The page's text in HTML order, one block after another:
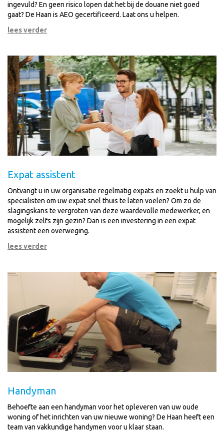
ingevuld? En geen risico lopen dat het bij de douane niet goed
gaat? De Haan is AEO gecertificeerd. Laat ons u helpen.
lees verder
Expat assistent
Ontvangt u in uw organisatie regelmatig expats en zoekt u hulp van
specialisten om uw expat snel thuis te laten voelen? Om zo de
slagingskans te vergroten van deze waardevolle medewerker, en
mogelijk zelfs zijn gezin? Dan is een investering in een expat
assistent een overweging.
lees verder
Handyman
Behoefte aan een handyman voor het opleveren van uw oude
woning of het inrichten van uw nieuwe woning? De Haan heeft een
team van vakkundige handymen voor u klaar staan.